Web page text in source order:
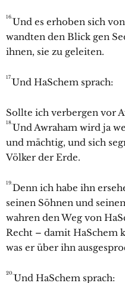
16.Und es erhoben sich
wandten den Blick gen
ihnen, sie zu geleiten.
17.Und HaSchem sprach:
Sollte ich verbergen vor
18.Und Awraham wird ja
und mächtig, und sich
Völker der Erde.
19.Denn ich habe ihn
seinen Söhnen und
wahren den Weg von
Recht – damit HaSchem
was er über ihn
20.Und HaSchem sprach: